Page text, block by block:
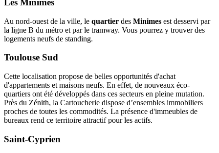
Les Minimes
Au nord-ouest de la ville, le quartier des Minimes est desservi par
la ligne B du métro et par le tramway. Vous pourrez y trouver des
logements neufs de standing.
Toulouse Sud
Cette localisation propose de belles opportunités d'achat
d'appartements et maisons neufs. En effet, de nouveaux éco-
quartiers ont été développés dans ces secteurs en pleine mutation.
Près du Zénith, la Cartoucherie dispose d’ensembles immobiliers
proches de toutes les commodités. La présence d'immeubles de
bureaux rend ce territoire attractif pour les actifs.
Saint-Cyprien